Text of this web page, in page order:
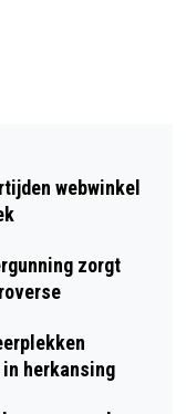
TATA
KLOKKEN
webwinkel
zorgt
herkansing